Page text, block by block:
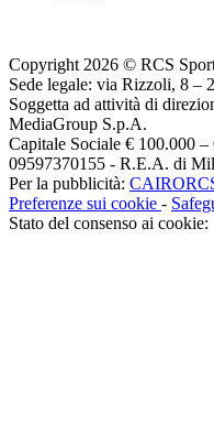
Copyright 2026 © RCS
Sede legale: via Rizzoli, 8 –
Soggetta ad attività di
MediaGroup S.p.A.
Capitale Sociale € 100.000
09597370155 - R.E.A. di
Per la pubblicità:
Preferenze sui cookie -
Stato del consenso ai cookie: